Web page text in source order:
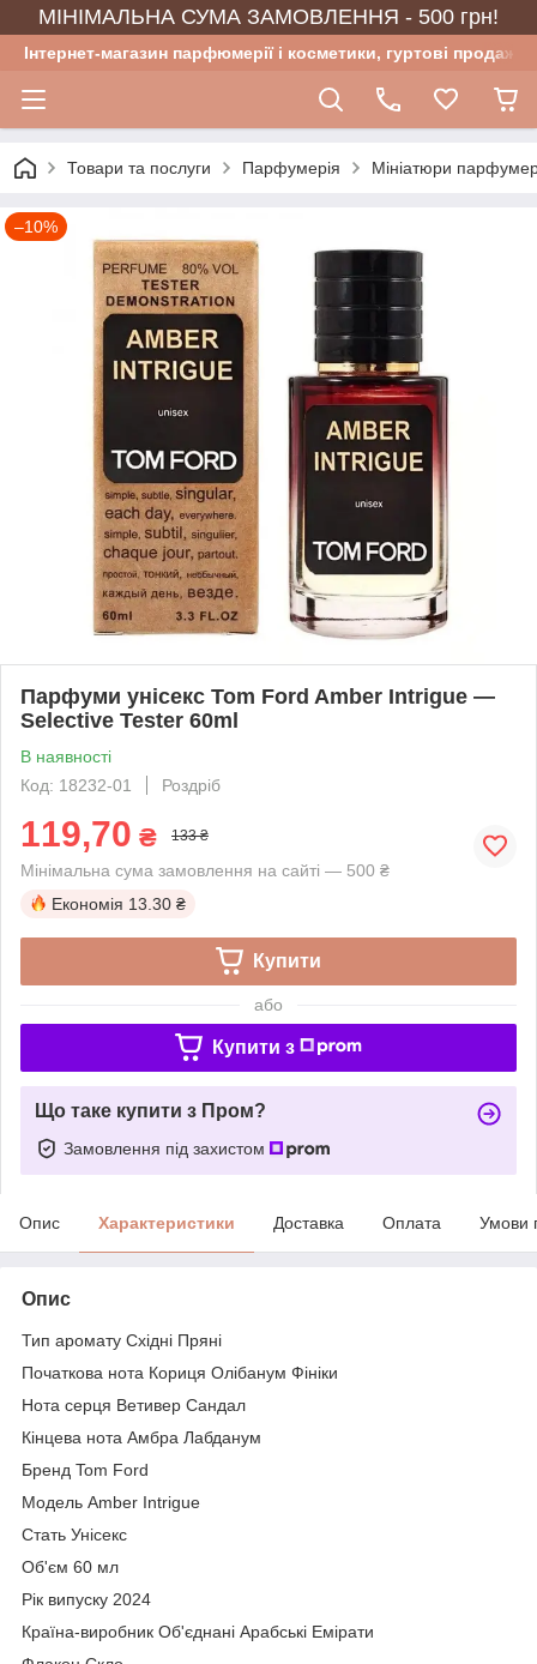
МІНІМАЛЬНА СУМА ЗАМОВЛЕННЯ - 500 грн!
Інтернет-магазин парфюмерії і косметики, гуртові продажі
Товари та послуги Парфумерія Мініатюри
–10%
Парфуми унісекс Tom Ford Amber Intrigue —
Selective Tester 60ml
В наявності
Код: 18232-01
Роздріб
119,70 ₴ 133 ₴
Мінімальна сума замовлення на сайті — 500 ₴
Економія 13.30 ₴
Купити
або
Купити з
Що таке купити з Пром?
Замовлення під захистом
Опис Характеристики Доставка Оплата Умови
Опис
Тип аромату Східні Пряні
Початкова нота Кориця Олібанум Фініки
Нота серця Ветивер Сандал
Кінцева нота Амбра Лабданум
Бренд Tom Ford
Модель Amber Intrigue
Стать Унісекс
Об'єм 60 мл
Рік випуску 2024
Країна-виробник Об'єднані Арабські Емірати